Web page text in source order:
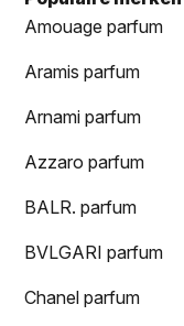
Amouage parfum
Aramis parfum
Arnami parfum
Azzaro parfum
BALR. parfum
BVLGARI parfum
Chanel parfum